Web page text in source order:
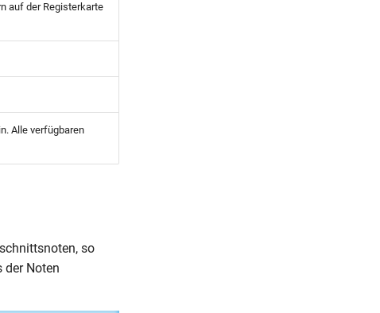
auf der Registerkarte
Alle verfügbaren
so
der Noten